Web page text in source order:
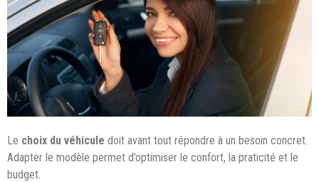
Le choix du véhicule doit avant tout répondre à un besoin concret.
Adapter le modèle permet d’optimiser le confort, la praticité et le
budget.